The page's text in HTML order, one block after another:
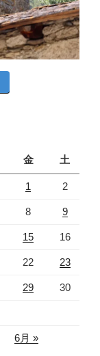
金 土
1 2
8 9
15 16
22 23
29 30
6月 »